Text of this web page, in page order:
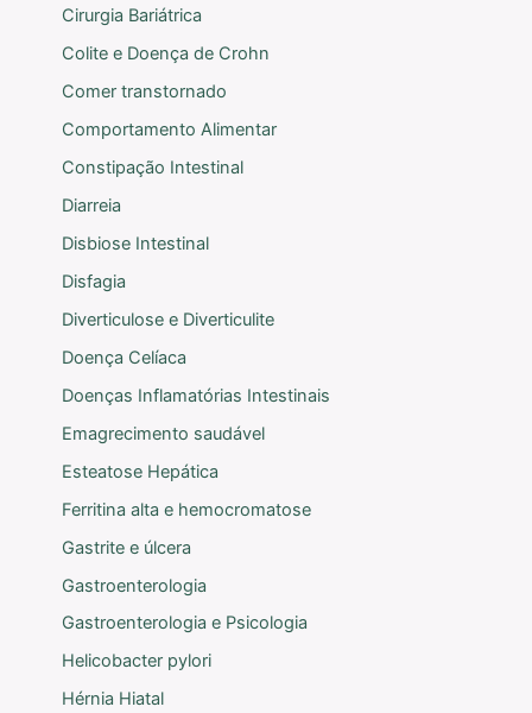
Cirurgia Bariátrica
Colite e Doença de Crohn
Comer transtornado
Comportamento Alimentar
Constipação Intestinal
Diarreia
Disbiose Intestinal
Disfagia
Diverticulose e Diverticulite
Doença Celíaca
Doenças Inflamatórias Intestinais
Emagrecimento saudável
Esteatose Hepática
Ferritina alta e hemocromatose
Gastrite e úlcera
Gastroenterologia
Gastroenterologia e Psicologia
Helicobacter pylori
Hérnia Hiatal